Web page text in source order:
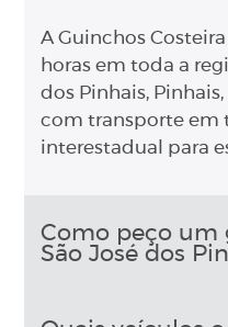
A Guinchos
horas em toda a
dos Pinhais,
com transporte em
interestadual para
Como peço um
São José dos